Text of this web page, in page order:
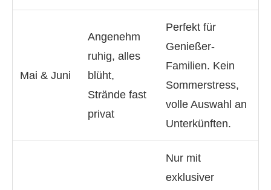
Mai & Juni
Angenehm
ruhig, alles
blüht,
Strände fast
privat
Perfekt für
Genießer-
Familien. Kein
Sommerstress,
volle Auswahl an
Unterkünften.
Nur mit
exklusiver